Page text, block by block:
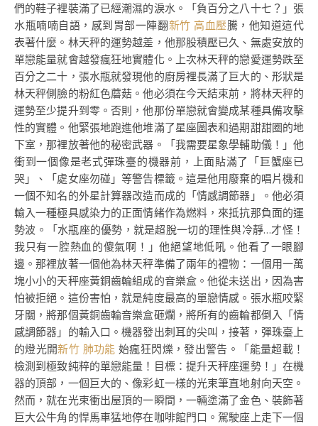
們的鞋子裡裝滿了已經潮濕的淚水。「負百分之八十七？」張
水瓶喃喃自語，感到胃部一陣翻新竹 高血壓騰，他知道這代
表著什麼。林天秤的運勢越差，他那股積壓已久、無處安放的
單戀能量就會越發瘋狂地實體化。上次林天秤的戀愛運勢跌至
百分之二十，張水瓶就發現他的廚房裡長滿了巨大的、形狀是
林天秤側臉的粉紅色蘑菇。他必須在今天結束前，將林天秤的
運勢至少提升到零。否則，他那份單戀就會變成某種具備攻擊
性的實體。他緊張地跑進他堆滿了星座圖表和過期甜甜圈的地
下室，那裡放著他的秘密武器。「我需要星象學輔助儀！」他
衝到一個像是老式彈珠臺的機器前，上面貼滿了「巨蟹座已
哭」、「處女座勿碰」等警告標籤。這是他用廢棄的唱片機和
一個不知名的外星計算器改造而成的「情感調節器」。他必須
輸入一種極具感染力的正面情緒作為燃料，來抵抗那負面的運
勢波。「水瓶座的優勢，就是超脫一切的理性與冷靜…才怪！
我只有一腔熱血的傻氣啊！」他絕望地低吼。他看了一眼腳
邊。那裡放著一個他為林天秤準備了兩年的禮物：一個用一萬
塊小小的天秤座黃銅齒輪組成的音樂盒。他從未送出，因為害
怕被拒絕。這份害怕，就是純度最高的單戀情感。張水瓶咬緊
牙關，將那個黃銅齒輪音樂盒砸爛，將所有的齒輪都倒入「情
感調節器」的輸入口。機器發出刺耳的尖叫，接著，彈珠臺上
的燈光開新竹 肺功能始瘋狂閃爍，發出警告。「能量超載！
檢測到極致純粹的單戀能量！目標：提升天秤座運勢！」在機
器的頂部，一個巨大的、像彩虹一樣的光束筆直地射向天空。
然而，就在光束衝出屋頂的一瞬間，一輛塗滿了金色、裝飾著
巨大公牛角的悍馬車猛地停在咖啡館門口。駕駛座上走下一個